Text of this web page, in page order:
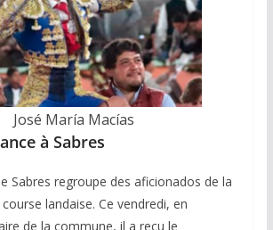
José María Macías
à Sabres
Sabres regroupe des aficionados de la
landaise. Ce vendredi, en
de la commune, il a reçu le